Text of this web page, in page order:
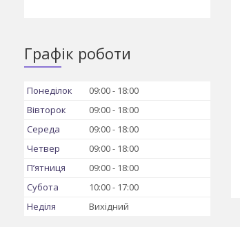
Графік роботи
Понеділок 09:00
18:00
Вівторок
09:00
18:00
Середа
09:00
18:00
Четвер
09:00
18:00
Пʼятниця
09:00
18:00
Субота
10:00
17:00
Неділя
Вихідний